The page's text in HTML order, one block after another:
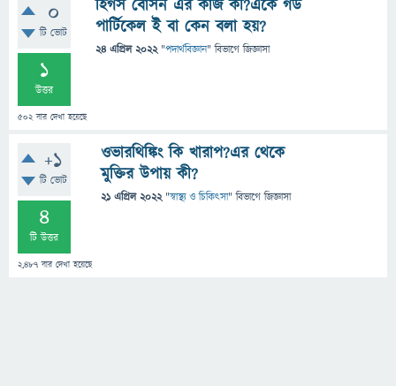
0
টি ভোট
1
উত্তর
502বার দেখা হয়েছে
হিগস বোসন এর কাজ কী?একে গড
পার্টিকেল ই বা কেন বলা হয়?
24 এপ্রিল 2022 "পদার্থবিজ্ঞান" বিভাগে জিজ্ঞাসা
+1
টি ভোট
4
টি উত্তর
2,487 বার দেখা হয়েছে
ওভারথিঙ্কিং কি খারাপ?এর থেকে
মুক্তির উপায় কী?
21 এপ্রিল 2022 "স্বাস্থ্য ও চিকিৎসা" বিভাগে জিজ্ঞাসা